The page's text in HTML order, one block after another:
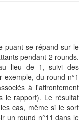
puant se répand sur le
pendant 2 rounds.
lieu de 1, suivi des
du round n°1
à l'affrontement
le rapport). Le résultat
cas, même si le sort
un round n°11 dans le